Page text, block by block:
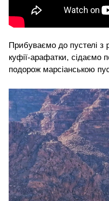
Прибуваємо до пустелі з
куфії-арафатки, сідаємо
подорож марсіанською